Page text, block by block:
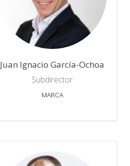
Juan Ignacio García-Ochoa
Subdirector
MARCA